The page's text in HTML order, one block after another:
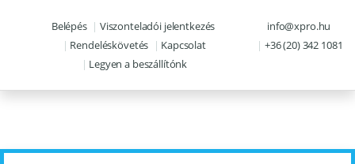
Belépés
Viszonteladói jelentkezés
Rendeléskövetés
Kapcsolat
Legyen a beszállítónk
info@xpro.hu
+36 (20) 342 1081